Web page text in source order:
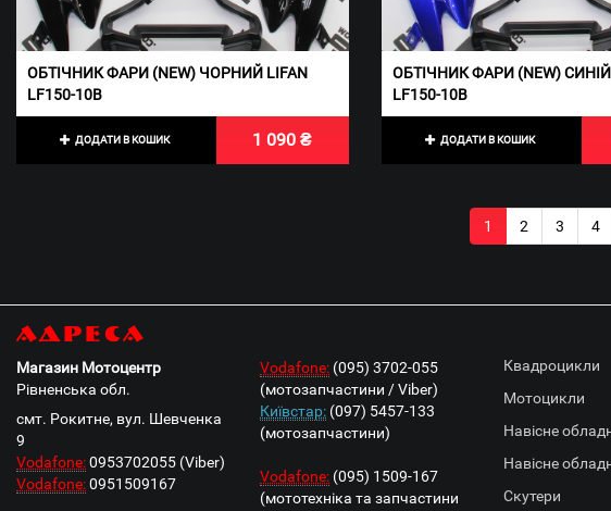
ОБТІЧНИК ФАРИ (NEW) ЧОРНИЙ LIFAN
LF150-10В
ДОДАТИ В КОШИК 1 090 ₴
ОБТІЧНИК ФАРИ (NEW) СИНІЙ
LF150-10В
ДОДАТИ В КОШИК
1 2 3 4
Адреса
Магазин Мотоцентр
Рівненська обл.
смт. Рокитне, вул. Шевченка
9
Vodafone:0953702055 (Viber)
Vodafone:0951509167
Vodafone: (095) 3702-055
(мотозапчастини / Viber)
Київстар: (097) 5457-133
(мотозапчастини)
Vodafone: (095) 1509-167
(мототехніка та запчастини
Квадроцикли
Мотоцикли
Навісне
Навісне
Скутери